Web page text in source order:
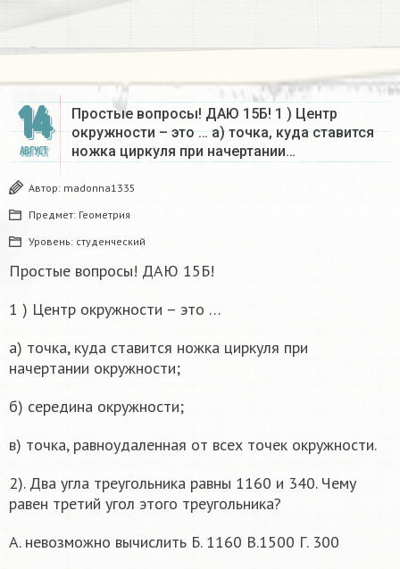
14
АВГУСТ
Простые вопросы! ДАЮ 15Б! 1 ) Центр
окружности – это … а) точка, куда ставится
ножка циркуля при начертании…
Автор: madonna1335
Предмет: Геометрия
Уровень: студенческий
Простые вопросы! ДАЮ 15Б!
1 ) Центр окружности – это …
а) точка, куда ставится ножка циркуля при
начертании окружности;
б) середина окружности;
в) точка, равноудаленная от всех точек окружности.
2). Два угла треугольника равны 1160 и 340. Чему
равен третий угол этого треугольника?
А. невозможно вычислить Б. 1160 В.1500 Г. 300